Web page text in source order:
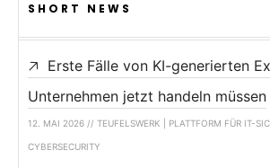
SHORT NEWS
Erste Fälle von KI-generierten
Unternehmen jetzt handeln müssen
12. MAI 2026 // TEUFELSWERK | PLATTFORM FÜR IT-
CYBERSECURITY